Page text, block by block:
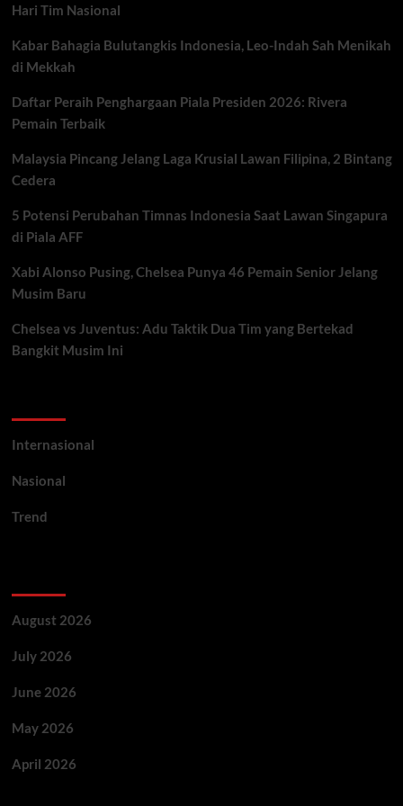
Hari Tim Nasional
Kabar Bahagia Bulutangkis Indonesia, Leo-Indah Sah Menikah
di Mekkah
Daftar Peraih Penghargaan Piala Presiden 2026: Rivera
Pemain Terbaik
Malaysia Pincang Jelang Laga Krusial Lawan Filipina, 2 Bintang
Cedera
5 Potensi Perubahan Timnas Indonesia Saat Lawan Singapura
di Piala AFF
Xabi Alonso Pusing, Chelsea Punya 46 Pemain Senior Jelang
Musim Baru
Chelsea vs Juventus: Adu Taktik Dua Tim yang Bertekad
Bangkit Musim Ini
Internasional
Nasional
Trend
August 2026
July 2026
June 2026
May 2026
April 2026